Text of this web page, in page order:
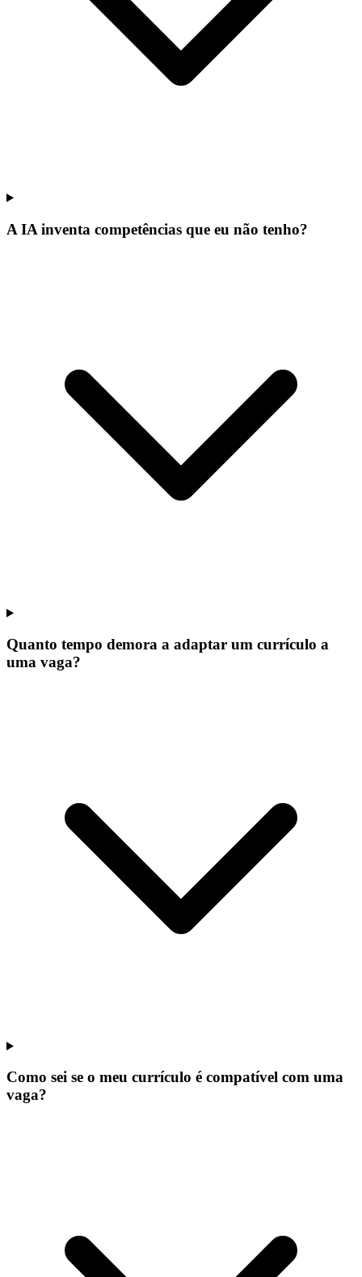
A IA inventa competências que eu não tenho?
Quanto tempo demora a adaptar um currículo a
uma vaga?
Como sei se o meu currículo é compatível com uma
vaga?